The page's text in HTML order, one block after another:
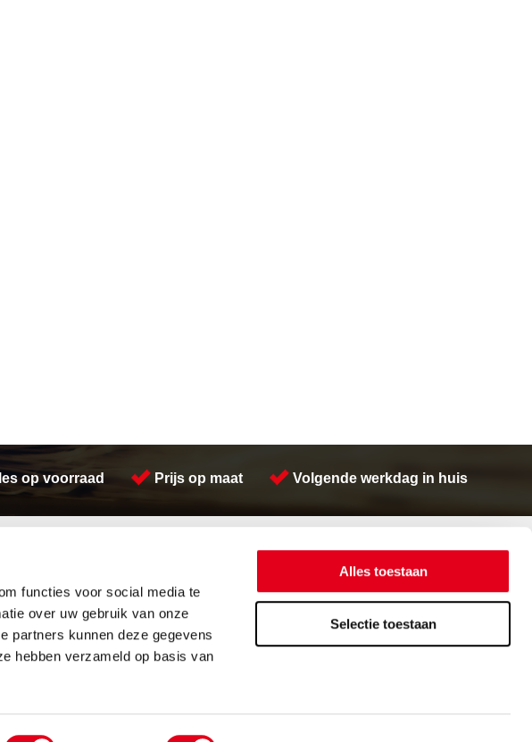
functies voor social media te
over uw gebruik van onze
partners kunnen deze gegevens
hebben verzameld op basis van
Alles toestaan
Selectie toestaan
op voorraad Prijs op maat Volgende werkdag in huis
platen
platen
Meeuwsen Trade & Metal Services B.V.
Telefoon:
(0113) 57 38 78
Algemene voorwaarden